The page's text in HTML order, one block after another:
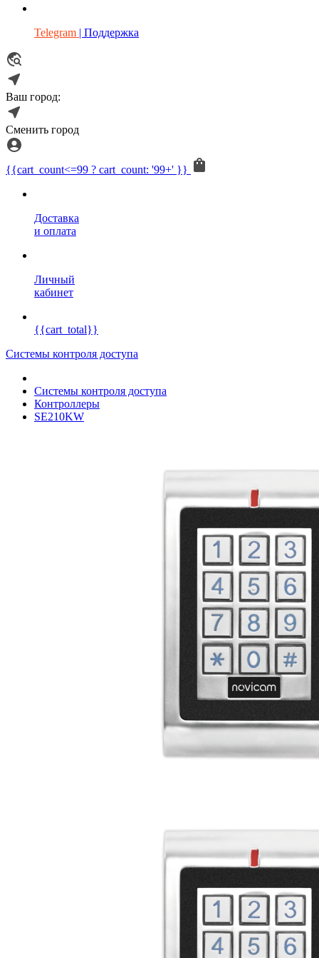
Telegram | Поддержка
Ваш город:
Сменить город
{{cart_count<=99 ? cart_count: '99+' }}
Доставка
и оплата
Личный
кабинет
{{cart_total}}
Системы контроля доступа
Системы контроля доступа
Контроллеры
SE210KW